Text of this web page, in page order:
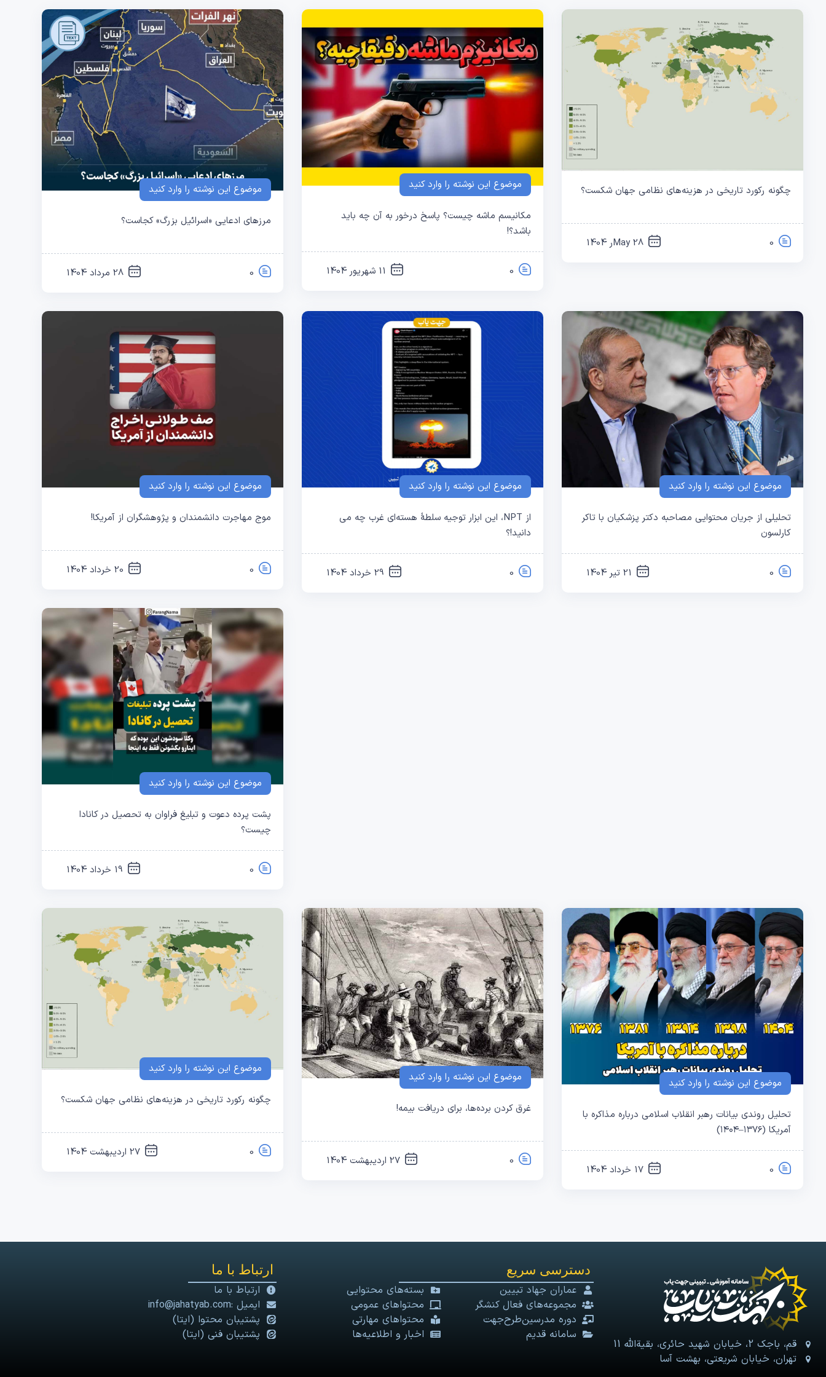
چگونه رکورد تاریخی در هزینه‌های نظامی جهان شکست؟
0 28 Mayر 1404
موضوع این نوشته را وارد کنید
مکانیسم ماشه چیست؟ پاسخ درخور به آن چه باید
باشد؟!
0 11 شهریور 1404
موضوع این نوشته را وارد کنید
مرزهای ادعایی «اسرائیل بزرگ» کجاست؟
0 28 مرداد 1404
موضوع این نوشته را وارد کنید
تحلیلی از جریان محتوایی مصاحبه دکتر پزشکیان با تاکر
کارلسون
0 21 تیر 1404
موضوع این نوشته را وارد کنید
از NPT، این ابزار توجیه سلطهٔ هسته‌ای غرب چه می
دانید!؟
0 29 خرداد 1404
موضوع این نوشته را وارد کنید
موج مهاجرت دانشمندان و پژوهشگران از آمریکا!
0 20 خرداد 1404
موضوع این نوشته را وارد کنید
پشت پرده دعوت و تبلیغ فراوان به تحصیل در کانادا
چیست؟
0 19 خرداد 1404
موضوع این نوشته را وارد کنید
تحلیل روندی بیانات رهبر انقلاب اسلامی درباره مذاکره با
آمریکا (۱۳۷۶–۱۴۰۴)
0 17 خرداد 1404
موضوع این نوشته را وارد کنید
غرق کردن برده‌ها، برای دریافت بیمه!
0 27 اردیبهشت 1404
موضوع این نوشته را وارد کنید
چگونه رکورد تاریخی در هزینه‌های نظامی جهان شکست؟
0 27 اردیبهشت 1404
قم، باجک 2، خیابان شهید حائری، بقیةالله 11
تهران، خیابان شریعتی، بهشت آسا
دسترسی سریع
عماران جهاد تبیین
مجموعه‌های فعال کنشگر
دوره مدرسین‌طرح‌جهت
سامانه قدیم
بسته‌های محتوایی
محتواهای عمومی
محتواهای مهارتی
اخبار و اطلاعیه‌ها
ارتباط با ما
ارتباط با ما
ایمیل :info@jahatyab.com
پشتیبان محتوا (ایتا)
پشتیبان فنی (ایتا)